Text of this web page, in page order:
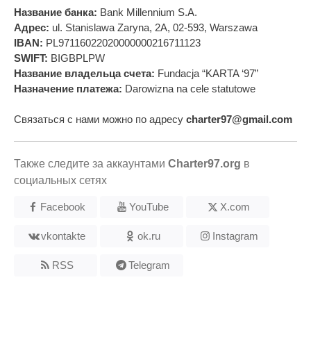
Название банка: Bank Millennium S.A.
Адрес: ul. Stanislawa Zaryna, 2A, 02-593, Warszawa
IBAN: PL97116022020000000216711123
SWIFT: BIGBPLPW
Название владельца счета: Fundacja “KARTA ‘97”
Назначение платежа: Darowizna na cele statutowe
Связаться с нами можно по адресу charter97@gmail.com
Также следите за аккаунтами Charter97.org в
социальных сетях
Facebook YouTube X.com
vkontakte ok.ru Instagram
RSS Telegram